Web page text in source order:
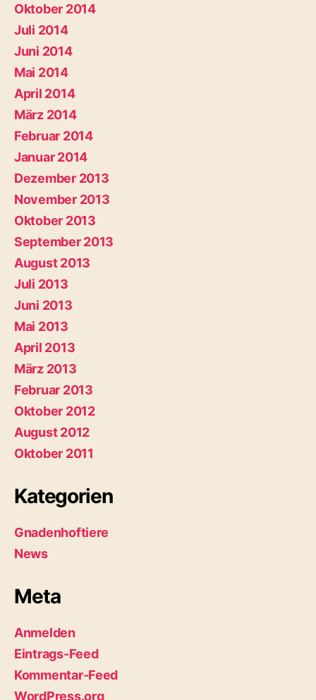
Oktober 2014
Juli 2014
Juni 2014
Mai 2014
April 2014
März 2014
Februar 2014
Januar 2014
Dezember 2013
November 2013
Oktober 2013
September 2013
August 2013
Juli 2013
Juni 2013
Mai 2013
April 2013
März 2013
Februar 2013
Oktober 2012
August 2012
Oktober 2011
Kategorien
Gnadenhoftiere
News
Meta
Anmelden
Eintrags-Feed
Kommentar-Feed
WordPress.org